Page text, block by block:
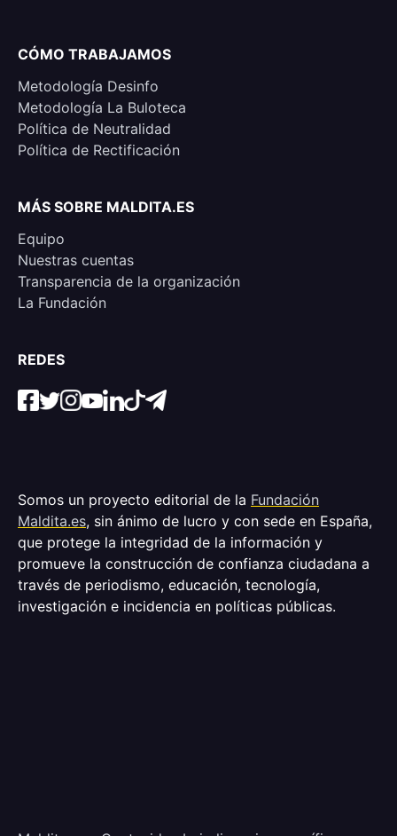
CÓMO TRABAJAMOS
Metodología Desinfo
Metodología La Buloteca
Política de Neutralidad
Política de Rectificación
MÁS SOBRE MALDITA.ES
Equipo
Nuestras cuentas
Transparencia de la organización
La Fundación
REDES
Somos un proyecto editorial de la Fundación
Maldita.es, sin ánimo de lucro y con sede en España,
que protege la integridad de la información y
promueve la construcción de confianza ciudadana a
través de periodismo, educación, tecnología,
investigación e incidencia en políticas públicas.